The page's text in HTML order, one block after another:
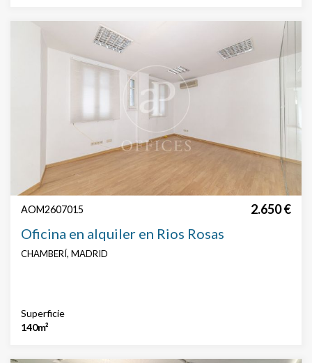
AOM2607015 2.650 €
Oficina en alquiler en Rios Rosas
CHAMBERÍ, MADRID
Superficie
140m²